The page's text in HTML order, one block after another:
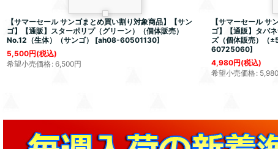
【サマーセール サンゴまとめ買い割り対象商品】【サン
ゴ】【通販】スターポリプ（グリーン）（個体販売）
No.12（生体）（サンゴ）
[ah08-60501130]
5,500円(税込)
希望小売価格: 6,500円
【サマーセール サ
ゴ】【通販】タバ
ズ（個体販売）（
60725060]
4,980円(税込)
希望小売価格: 5,980